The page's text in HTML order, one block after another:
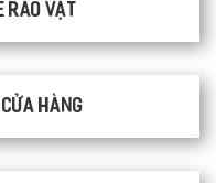
rao vặt
hàng